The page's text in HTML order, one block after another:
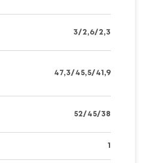
3/2,6/2,3
47,3/45,5/41,9
52/45/38
1